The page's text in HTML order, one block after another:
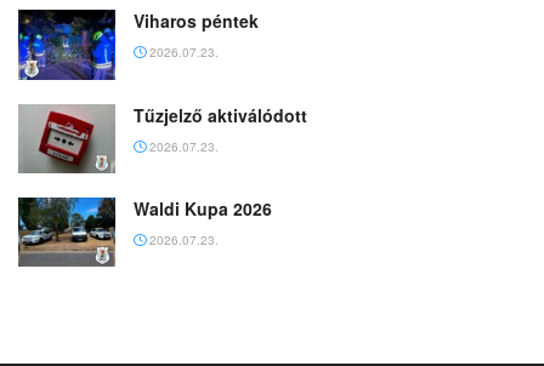
Viharos péntek
2026.07.23.
Tűzjelző aktiválódott
2026.07.23.
Waldi Kupa 2026
2026.07.23.